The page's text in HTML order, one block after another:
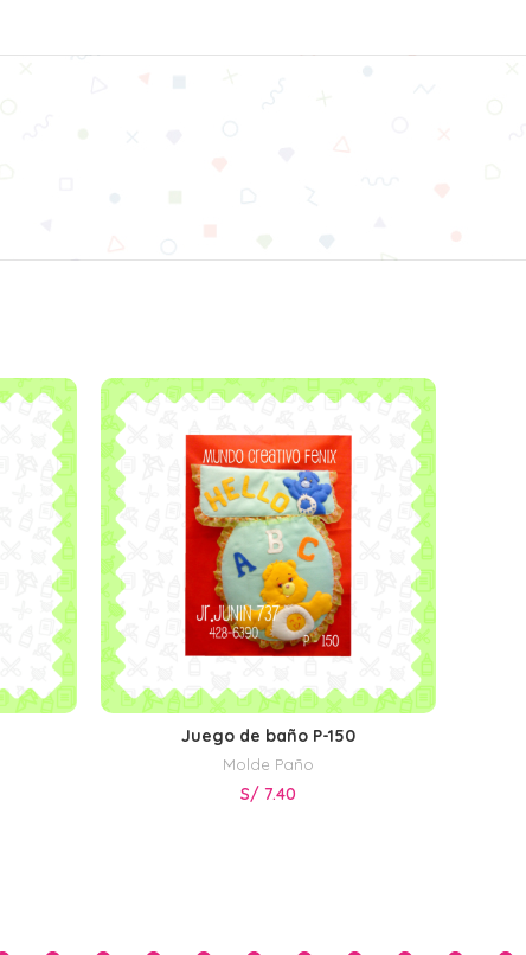
AÑADIR AL CARRITO
Juego de baño P-150
Molde Paño
S/ 7.40